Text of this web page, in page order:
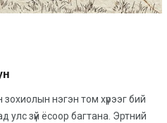
нэгэн том хүрээг бий
улс зүй ёсоор багтана. Эртний